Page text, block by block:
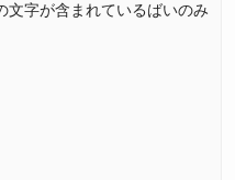
字が含まれているばいのみ